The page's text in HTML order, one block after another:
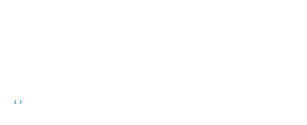
‹ ›